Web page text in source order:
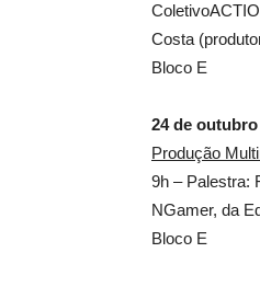
Costa
Bloco E
24 de
Produção
9h – Palestra:
NGamer, da
Bloco E